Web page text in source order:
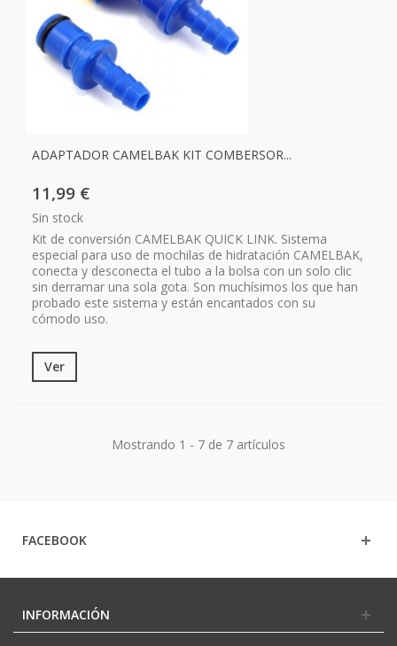
ADAPTADOR CAMELBAK KIT COMBERSOR...
11,99 €
Sin stock
Kit de conversión CAMELBAK QUICK LINK. Sistema
especial para uso de mochilas de hidratación CAMELBAK,
conecta y desconecta el tubo a la bolsa con un solo clic
sin derramar una sola gota. Son muchísimos los que han
probado este sistema y están encantados con su
cómodo uso.
Ver
Mostrando 1 - 7 de 7 artículos
FACEBOOK
INFORMACIÓN